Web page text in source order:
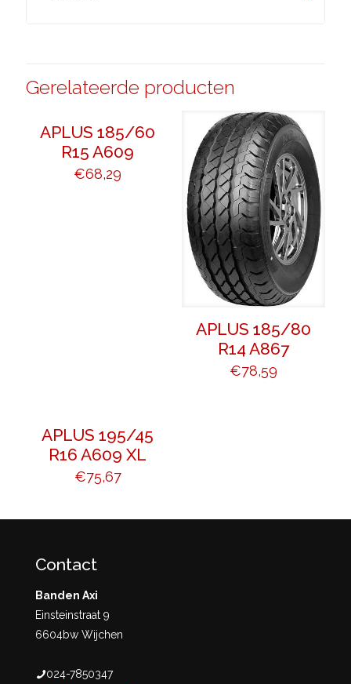
Gerelateerde producten
APLUS 185/60
R15 A609
€68,29
APLUS 185/80
R14 A867
€78,59
APLUS 195/45
R16 A609 XL
€75,67
Contact
Banden Axi
Einsteinstraat 9
6604bw Wijchen
024-7850347